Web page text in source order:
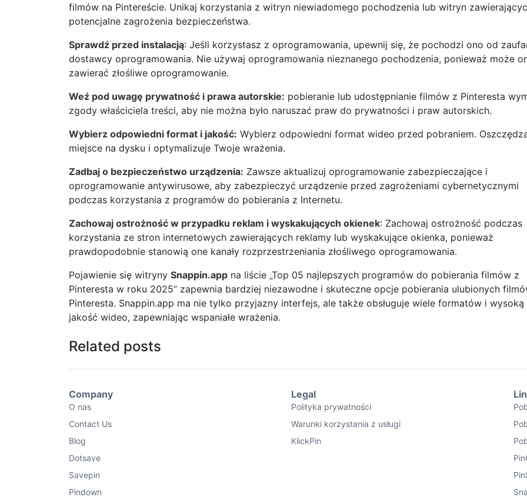
filmów na Pintereście. Unikaj korzystania z witryn niewiadomego pochodzenia lub witryn
potencjalne zagrożenia bezpieczeństwa.
Sprawdź przed instalacją: Jeśli korzystasz z oprogramowania, upewnij się, że pochodzi ono od
dostawcy oprogramowania. Nie używaj oprogramowania nieznanego pochodzenia, ponieważ może
zawierać złośliwe oprogramowanie.
Weź pod uwagę prywatność i prawa autorskie: pobieranie lub udostępnianie filmów z Pinteresta
zgody właściciela treści, aby nie można było naruszać praw do prywatności i praw autorskich.
Wybierz odpowiedni format i jakość: Wybierz odpowiedni format wideo przed pobraniem.
miejsce na dysku i optymalizuje Twoje wrażenia.
Zadbaj o bezpieczeństwo urządzenia: Zawsze aktualizuj oprogramowanie zabezpieczające i
oprogramowanie antywirusowe, aby zabezpieczyć urządzenie przed zagrożeniami cybernetycznymi
podczas korzystania z programów do pobierania z Internetu.
Zachowaj ostrożność w przypadku reklam i wyskakujących okienek: Zachowaj ostrożność podczas
korzystania ze stron internetowych zawierających reklamy lub wyskakujące okienka, ponieważ
prawdopodobnie stanowią one kanały rozprzestrzeniania złośliwego oprogramowania.
Pojawienie się witryny Snappin.app na liście „Top 05 najlepszych programów do pobierania filmów z
Pinteresta w roku 2025” zapewnia bardziej niezawodne i skuteczne opcje pobierania ulubionych
Pinteresta. Snappin.app ma nie tylko przyjazny interfejs, ale także obsługuje wiele formatów i wysoką
jakość wideo, zapewniając wspaniałe wrażenia.
Related posts
Company
O nas
Contact Us
Blog
Dotsave
Savepin
Pindown
Legal
Polityka prywatności
Warunki korzystania z usługi
KlickPin